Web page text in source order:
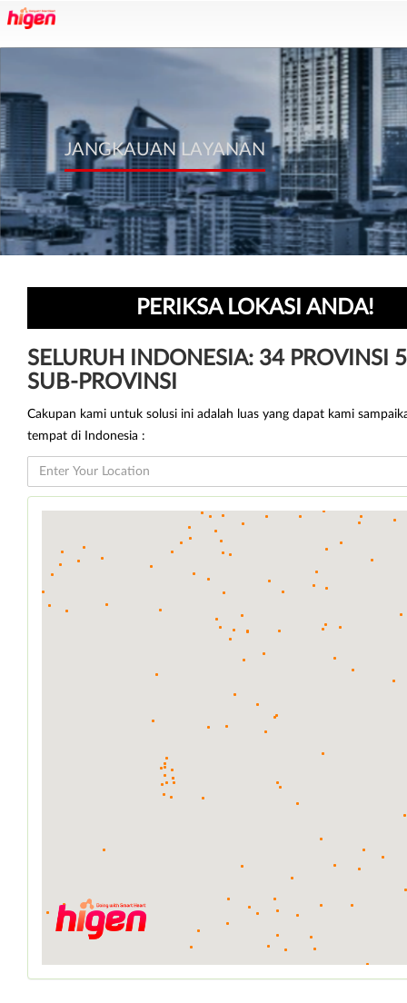
JANGKAUAN LAYANAN
PERIKSA LOKASI ANDA!
SELURUH INDONESIA: 34 PROVINSI
SUB-PROVINSI
Cakupan kami untuk solusi ini adalah luas yang dapat kami
tempat di Indonesia :